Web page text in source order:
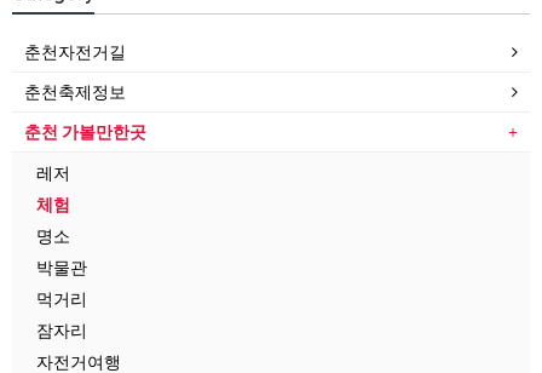
춘천자전거길
춘천축제정보
춘천 가볼만한곳
레저
체험
명소
박물관
먹거리
잠자리
자전거여행